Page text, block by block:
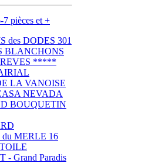
pièces et +
des DODES 301
BLANCHONS
REVES *****
LA VANOISE
NEVADA
BOUQUETIN
MERLE 16
- Grand Paradis